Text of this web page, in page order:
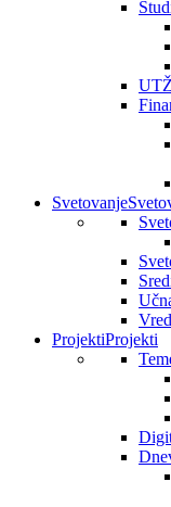
Svetovanje
ProjektiProjekti